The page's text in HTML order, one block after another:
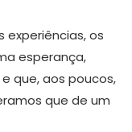
experiências, os
esperança,
que, aos poucos,
que de um